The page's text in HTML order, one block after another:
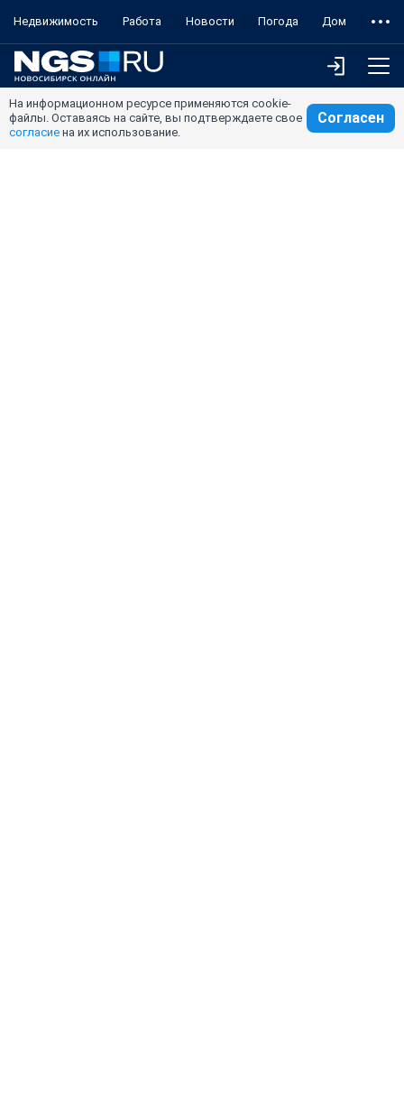
Недвижимость Работа Новости Погода Дом
На информационном ресурсе применяются cookie-
файлы. Оставаясь на сайте, вы подтверждаете свое
согласие на их использование.
Согласен